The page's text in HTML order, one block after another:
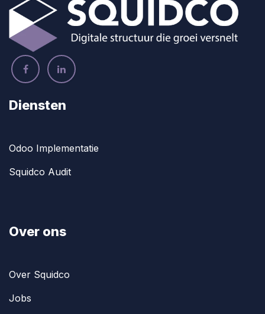
Diensten
Odoo Implementatie
Squidco Audit
Over ons
Over Squidco
Jobs